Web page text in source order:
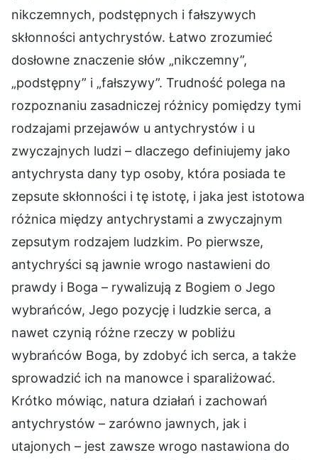
nikczemnych, podstępnych i fałszywych
skłonności antychrystów. Łatwo zrozumieć
dosłowne znaczenie słów „nikczemny”,
„podstępny” i „fałszywy”. Trudność polega na
rozpoznaniu zasadniczej różnicy pomiędzy tymi
rodzajami przejawów u antychrystów i u
zwyczajnych ludzi – dlaczego definiujemy jako
antychrysta dany typ osoby, która posiada te
zepsute skłonności i tę istotę, i jaka jest istotowa
różnica między antychrystami a zwyczajnym
zepsutym rodzajem ludzkim. Po pierwsze,
antychryści są jawnie wrogo nastawieni do
prawdy i Boga – rywalizują z Bogiem o Jego
wybrańców, Jego pozycję i ludzkie serca, a
nawet czynią różne rzeczy w pobliżu
wybrańców Boga, by zdobyć ich serca, a także
sprowadzić ich na manowce i sparaliżować.
Krótko mówiąc, natura działań i zachowań
antychrystów – zarówno jawnych, jak i
utajonych – jest zawsze wrogo nastawiona do